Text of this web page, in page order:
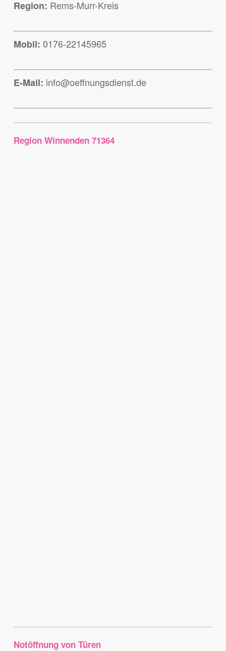
Region: Rems-Murr-Kreis
Mobil: 0176-22145965
E-Mail: info@oeffnungsdienst.de
Region Winnenden 71364
Notöffnung von Türen